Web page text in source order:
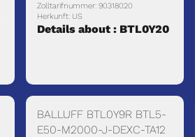
Zolltarifnummer: 90318020
Herkunft: US
Details about : BTL0Y20
BALLUFF BTL0Y9R BTL5-
E50-M2000-J-DEXC-TA12